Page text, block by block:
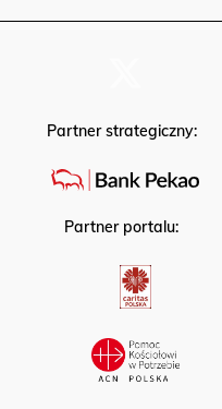
Partner strategiczny:
Partner portalu: